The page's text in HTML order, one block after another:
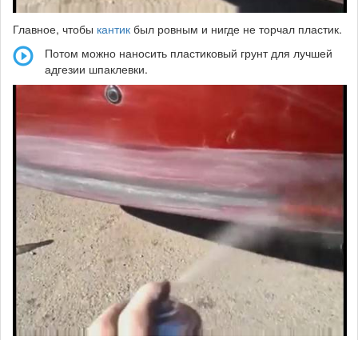
Главное, чтобы кантик был ровным и нигде не торчал пластик.
Потом можно наносить пластиковый грунт для лучшей
адгезии шпаклевки.